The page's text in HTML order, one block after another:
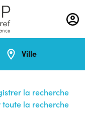
Ville
la recherche
toute la recherche